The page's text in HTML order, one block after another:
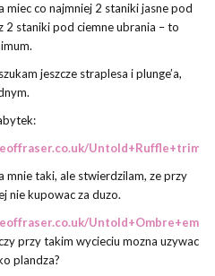
miec co najmniej 2 staniki jasne pod
2 staniki pod ciemne ubrania – to
jeszcze straplesa i plunge’a,
mnie taki, ale stwierdzilam, ze przy
nie kupowac za duzo.
przy takim wycieciu mozna uzywac
plandza?